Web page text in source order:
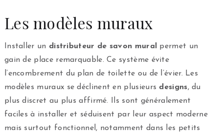
Les modèles muraux
Installer un distributeur de savon mural
permet un
gain de place remarquable. Ce système évite
l’encombrement du plan de toilette ou de l’évier. Les
modèles muraux se déclinent en plusieurs designs, du
plus discret au plus affirmé. Ils sont généralement
faciles à installer et séduisent par leur aspect moderne
mais surtout fonctionnel, notamment dans les petits